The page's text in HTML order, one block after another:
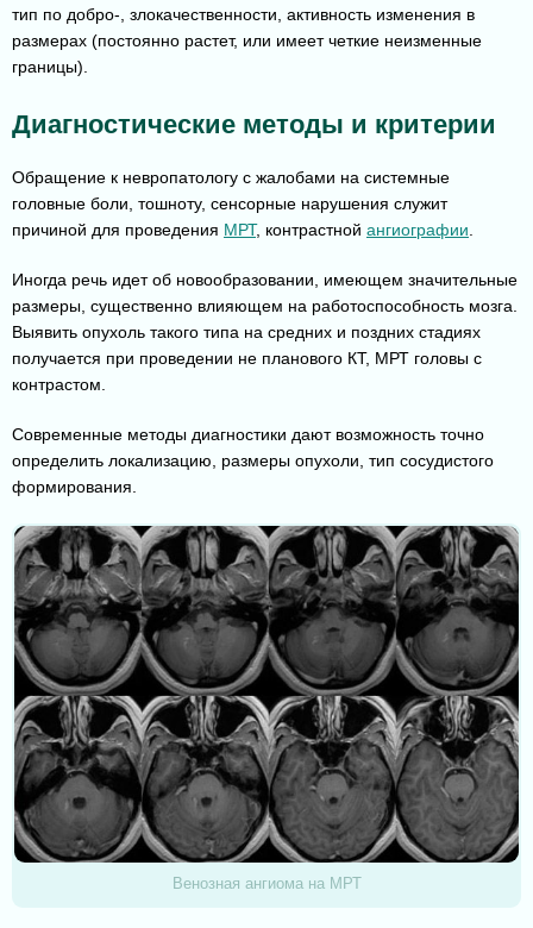
тип по добро-, злокачественности, активность изменения в
размерах (постоянно растет, или имеет четкие неизменные
границы).
Диагностические методы и критерии
Обращение к невропатологу с жалобами на системные
головные боли, тошноту, сенсорные нарушения служит
причиной для проведения МРТ, контрастной ангиографии.
Иногда речь идет об новообразовании, имеющем значительные
размеры, существенно влияющем на работоспособность мозга.
Выявить опухоль такого типа на средних и поздних стадиях
получается при проведении не планового КТ, МРТ головы с
контрастом.
Современные методы диагностики дают возможность точно
определить локализацию, размеры опухоли, тип сосудистого
формирования.
Венозная ангиома на МРТ